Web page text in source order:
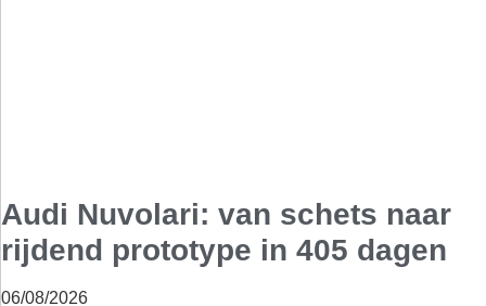
Audi Nuvolari: van schets naar
rijdend prototype in 405 dagen
06/08/2026